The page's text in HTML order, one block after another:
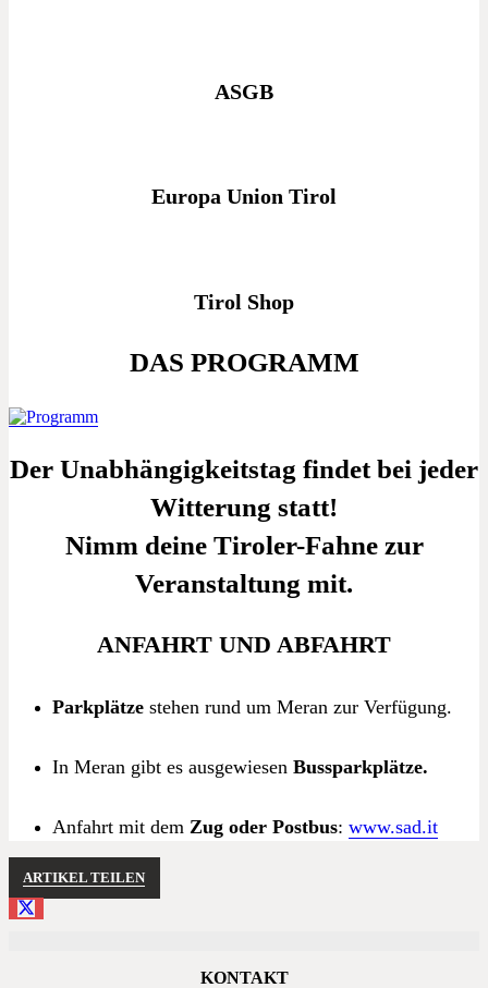
ASGB
Europa Union Tirol
Tirol Shop
DAS PROGRAMM
Der Unabhängigkeitstag findet bei jeder
Witterung statt!
Nimm deine Tiroler-Fahne zur
Veranstaltung mit.
ANFAHRT UND ABFAHRT
Parkplätze stehen rund um Meran zur Verfügung.
In Meran gibt es ausgewiesen Bussparkplätze.
Anfahrt mit dem Zug oder Postbus: www.sad.it
ARTIKEL TEILEN
KONTAKT